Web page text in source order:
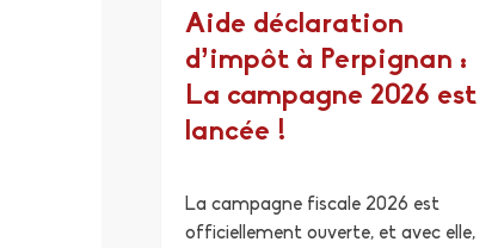
Aide déclaration
d’impôt à Perpignan :
La campagne 2026 est
lancée !
La campagne fiscale 2026 est
officiellement ouverte, et avec elle,